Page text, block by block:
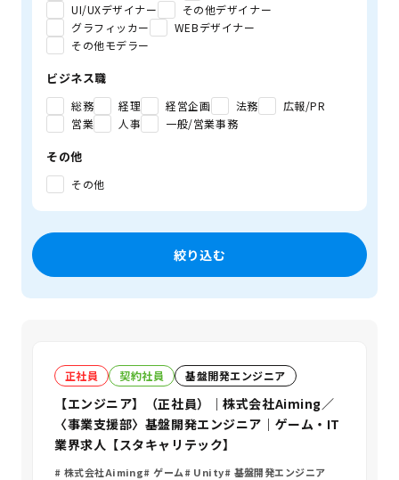
UI/UXデザイナー
その他デザイナー
グラフィッカー
WEBデザイナー
その他モデラー
ビジネス職
総務 経理 経営企画 法務
広報/PR
営業
人事 一般/営業事務
その他
その他
絞り込む
正社員 契約社員 基盤開発エンジニア
【エンジニア】（正社員）｜株式会社Aiming／
〈事業支援部〉基盤開発エンジニア｜ゲーム・IT
業界求人【スタキャリテック】
株式会社Aiming ゲーム Unity
基盤開発エンジニア